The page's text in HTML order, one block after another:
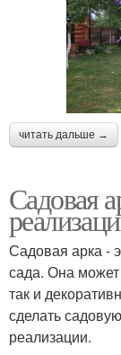
читать дальше →
Садовая
Садовая арка -
сада. Она
так и
сделать
реализации.